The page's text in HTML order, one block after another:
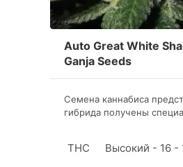
Auto Great White
Ganja Seeds
Семена каннабиса
гибрида получены
Shark и Ruderalis. Стрейн
THC Высокий - 16 -